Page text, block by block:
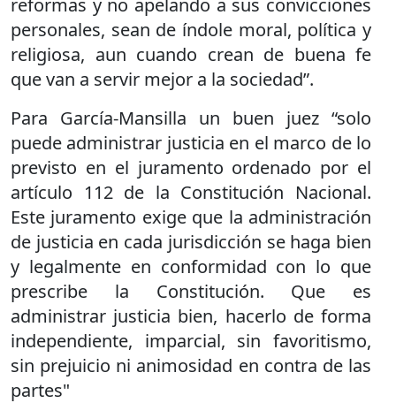
personales, sean de índole moral, política y
religiosa, aun cuando crean de buena fe
que van a servir mejor a la sociedad”.
Para García-Mansilla un buen juez “solo
puede administrar justicia en el marco de lo
previsto en el juramento ordenado por el
artículo 112 de la Constitución Nacional.
Este juramento exige que la administración
de justicia en cada jurisdicción se haga bien
y legalmente en conformidad con lo que
prescribe la Constitución. Que es
administrar justicia bien, hacerlo de forma
independiente, imparcial, sin favoritismo,
sin prejuicio ni animosidad en contra de las
partes"